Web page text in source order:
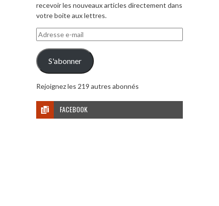
recevoir les nouveaux articles directement dans
votre boite aux lettres.
Adresse
e-
mail
S'abonner
Rejoignez les 219 autres abonnés
FACEBOOK